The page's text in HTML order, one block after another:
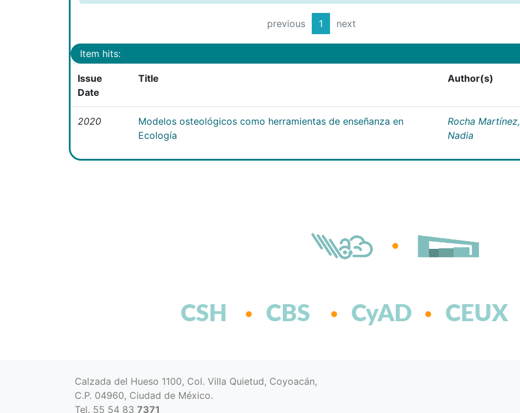
previous 1 next
Item hits:
Issue
Date
Title Author(s)
2020
Modelos osteológicos como herramientas de enseñanza en
Ecología
Rocha Martínez,
Nadia
CSH CBS CyAD CEUX
Calzada del Hueso 1100, Col. Villa Quietud, Coyoacán,
C.P. 04960, Ciudad de México.
Tel. 55 54 83 7371